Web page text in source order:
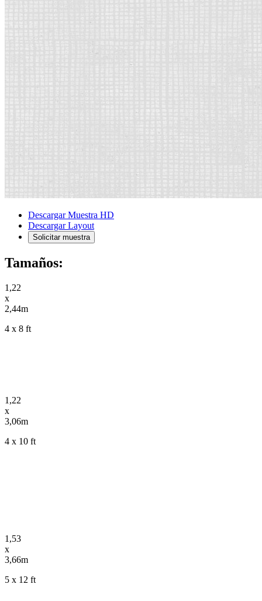
Descargar Muestra HD
Descargar Layout
Solicitar muestra
Tamaños:
1,22
x
2,44m
4 x 8 ft
1,22
x
3,06m
4 x 10 ft
1,53
x
3,66m
5 x 12 ft